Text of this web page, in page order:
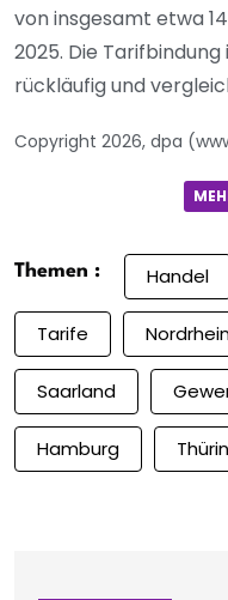
von insgesamt etwa
2025. Die
rückläufig und
Copyright 2026, dpa
Themen : Handel
Tarife
Saarland
Hamburg